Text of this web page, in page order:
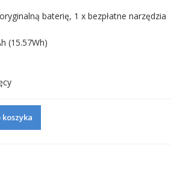
baterię, 1 x bezpłatne narzędzia
(15.57Wh)